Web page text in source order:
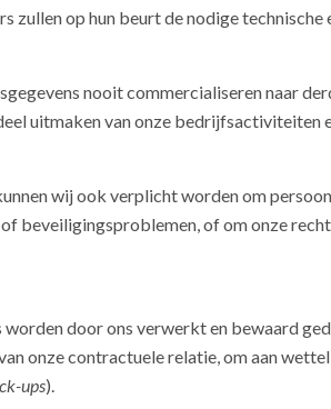
zullen op hun beurt de nodige
nooit commercialiseren naar
uitmaken van onze bedrijfsactiviteiten
wij ook verplicht worden om
beveiligingsproblemen, of om onze
worden door ons verwerkt en bewaard
onze contractuele relatie, om aan
ups).